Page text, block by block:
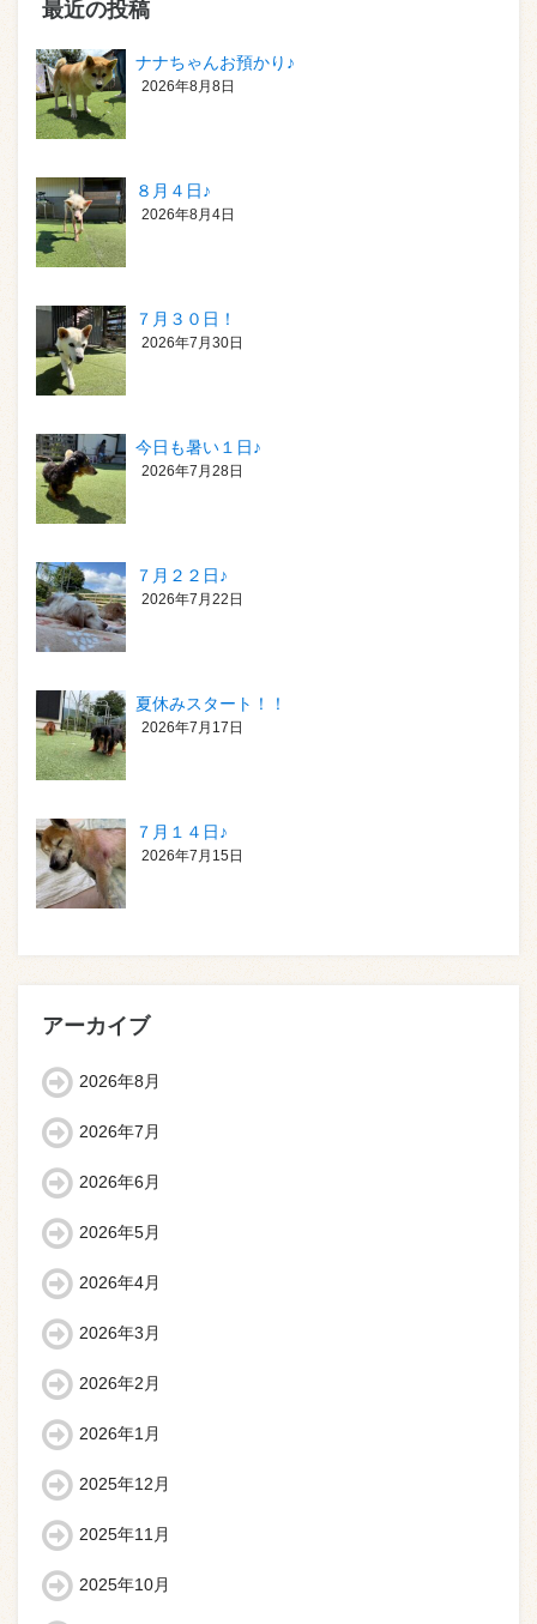
最近の投稿
ナナちゃんお預かり♪
2026年8月8日
８月４日♪
2026年8月4日
７月３０日！
2026年7月30日
今日も暑い１日♪
2026年7月28日
７月２２日♪
2026年7月22日
夏休みスタート！！
2026年7月17日
７月１４日♪
2026年7月15日
アーカイブ
2026年8月
2026年7月
2026年6月
2026年5月
2026年4月
2026年3月
2026年2月
2026年1月
2025年12月
2025年11月
2025年10月